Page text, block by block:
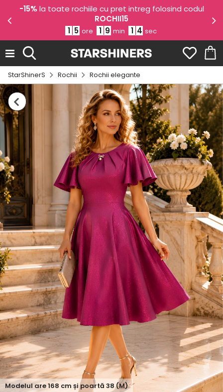
-15% la toate rochiile cu pret intreg folosind codul
ROCHII15
1 5 ore 1 9 min 1 3 sec
StarShinerS Rochii Rochii elegante
Modelul are168 cm și poartă 38 (M)